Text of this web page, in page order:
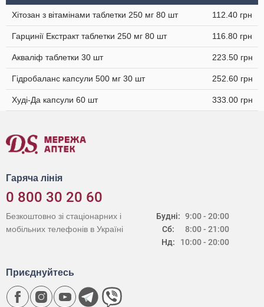
Хітозан з вітамінами таблетки 250 мг 80 шт 112.40 грн
Гарцинії Екстракт таблетки 250 мг 80 шт 116.80 грн
Акваліф таблетки 30 шт 223.50 грн
Гідробаланс капсули 500 мг 30 шт 252.60 грн
Худі-Да капсули 60 шт 333.00 грн
Гаряча лінія
0 800 30 20 60
Будні:
Сб:
Нд:
9:00 - 20:00
8:00 - 21:00
10:00 - 20:00
Безкоштовно зі стаціонарних і
мобільних телефонів в Україні
Приєднуйтесь